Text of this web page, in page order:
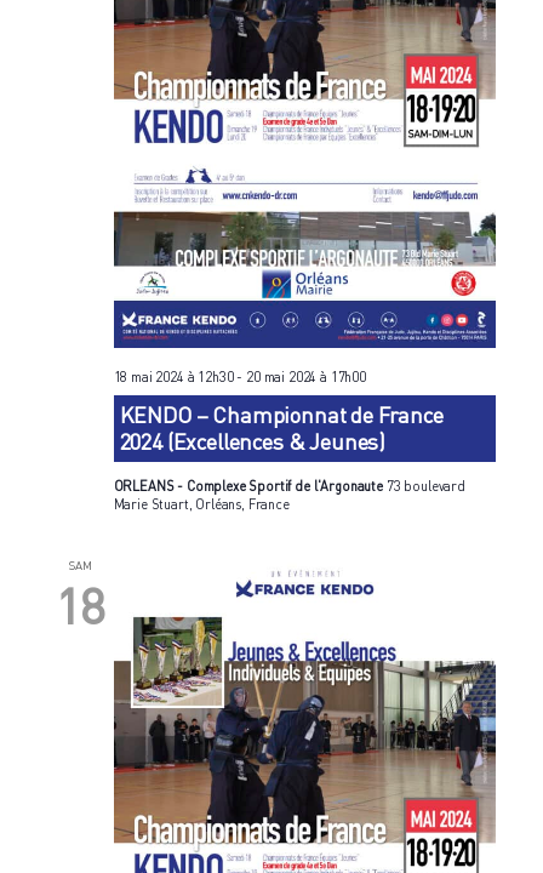
KENDO – Championnat de France
2024 (Excellences & Jeunes)
18 mai 2024 à 12h30- 20 mai 2024 à 17h00
ORLEANS - Complexe Sportif de l'Argonaute 73 boulevard
Marie Stuart, Orléans, France
SAM
18